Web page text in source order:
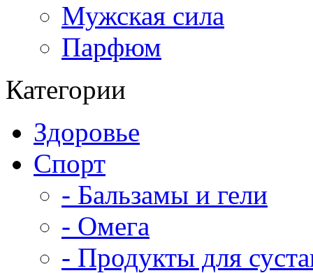
Мужская сила
Парфюм
Категории
Здоровье
Спорт
- Бальзамы и гели
- Омега
- Продукты для